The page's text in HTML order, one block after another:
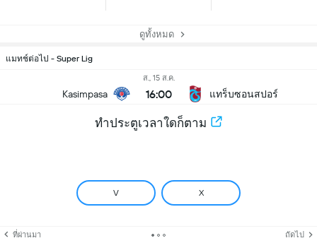
ดูทั้งหมด
แมทช์ต่อไป - Super Lig
Kasimpasa
ส., 15 ส.ค.
16:00 แทร็บซอนสปอร์
ทำประตูเวลาใดก็ตาม
V X
ที่ผ่านมา ถัดไป